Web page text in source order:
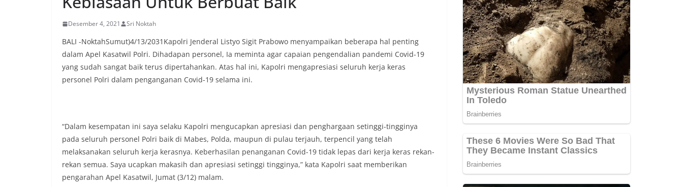
Desember 4, 2021 Sri Noktah
BALI -NoktahSumut)4/13/2031Kapolri Jenderal Listyo Sigit Prabowo menyampaikan beberapa hal penting
dalam Apel Kasatwil Polri. Dihadapan personel, Ia meminta agar capaian pengendalian pandemi Covid-19
yang sudah sangat baik terus dipertahankan. Atas hal ini, Kapolri mengapresiasi seluruh kerja keras
personel Polri dalam penganganan Covid-19 selama ini.
“Dalam kesempatan ini saya selaku Kapolri mengucapkan apresiasi dan penghargaan setinggi-tingginya
pada seluruh personel Polri baik di Mabes, Polda, maupun di pulau terjauh, terpencil yang telah
melaksanakan seluruh kerja kerasnya. Keberhasilan penanganan Covid-19 tidak lepas dari kerja keras rekan-
rekan semua. Saya ucapkan makasih dan apresiasi setinggi tingginya,” kata Kapolri saat memberikan
pengarahan Apel Kasatwil, Jumat (3/12) malam.